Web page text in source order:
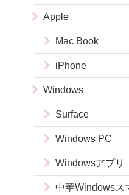
Apple
Mac Book
iPhone
Windows
Surface
Windows PC
Windowsアプリ
中華Windowsス